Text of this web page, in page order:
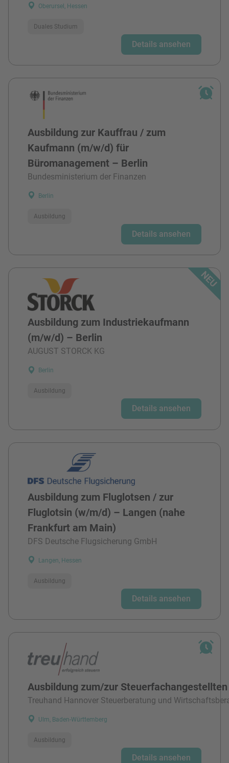
Oberursel, Hessen
Duales Studium
Details ansehen
Ausbildung zur Kauffrau / zum
Kaufmann (m/w/d) für
Büromanagement – Berlin
Bundesministerium der Finanzen
Berlin
Ausbildung
Details ansehen
Ausbildung zum Industriekaufmann
(m/w/d) – Berlin
AUGUST STORCK KG
Berlin
Ausbildung
Details ansehen
Ausbildung zum Fluglotsen / zur
Fluglotsin (w/m/d) – Langen (nahe
Frankfurt am Main)
DFS Deutsche Flugsicherung GmbH
Langen, Hessen
Ausbildung
Details ansehen
Ausbildung zum/zur
Treuhand Hannover Steuerberatung und
Ulm, Baden-Württemberg
Ausbildung
Details ansehen